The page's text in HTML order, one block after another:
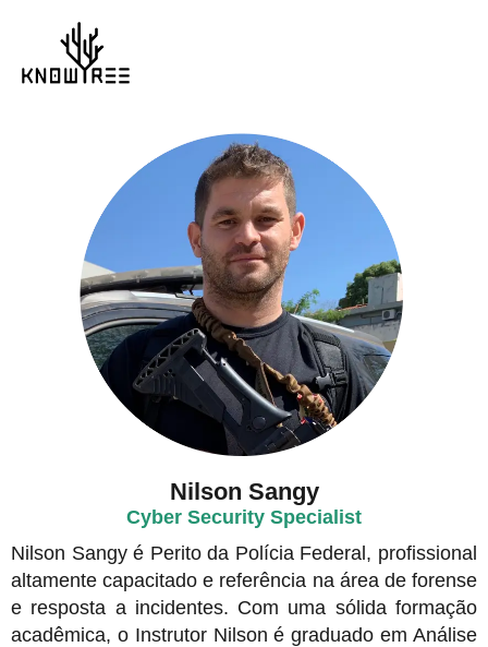
Nilson Sangy
Cyber Security Specialist
Nilson Sangy é Perito da Polícia Federal, profissional
altamente capacitado e referência na área de forense
e resposta a incidentes. Com uma sólida formação
acadêmica, o Instrutor Nilson é graduado em Análise